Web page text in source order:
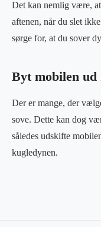
Det kan nemlig være,
aftenen, når du slet
sørge for, at du sover
Byt mobilen ud
Der er mange, der
sove. Dette kan dog
således udskifte
kugledynen.